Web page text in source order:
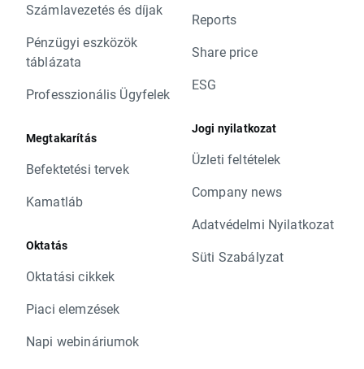
Számlavezetés és díjak
Pénzügyi eszközök
táblázata
Professzionális Ügyfelek
Megtakarítás
Befektetési tervek
Kamatláb
Oktatás
Oktatási cikkek
Piaci elemzések
Napi webináriumok
Reports
Share price
ESG
Jogi nyilatkozat
Üzleti feltételek
Company news
Adatvédelmi Nyilatkozat
Süti Szabályzat